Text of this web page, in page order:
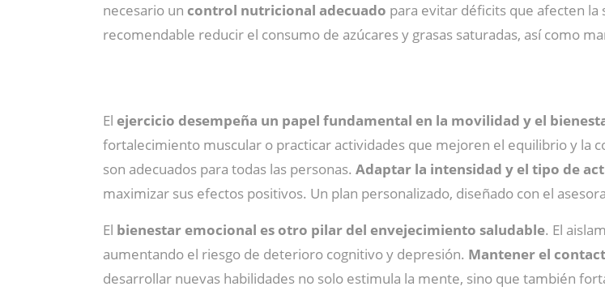
necesario un control nutricional adecuado para evitar déficits que afecten la
recomendable reducir el consumo de azúcares y grasas saturadas, así como
El ejercicio desempeña un papel fundamental en la movilidad y el
fortalecimiento muscular o practicar actividades que mejoren el equilibrio y la
son adecuados para todas las personas. Adaptar la intensidad y el tipo de
maximizar sus efectos positivos. Un plan personalizado, diseñado con el
El bienestar emocional es otro pilar del envejecimiento saludable. El
aumentando el riesgo de deterioro cognitivo y depresión. Mantener el
desarrollar nuevas habilidades no solo estimula la mente, sino que también